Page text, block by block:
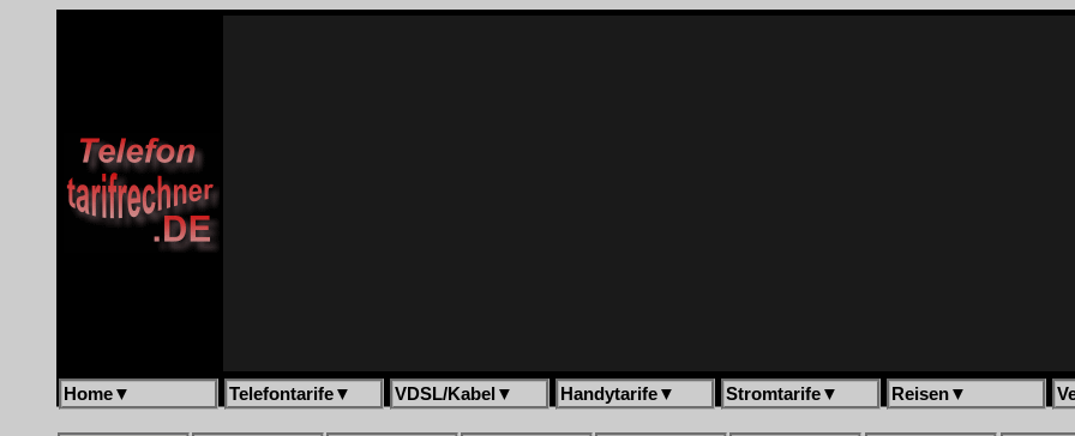
Home▼ Telefontarife▼ VDSL/Kabel ▼ Handytarife▼ Stromtarife▼ Reisen▼